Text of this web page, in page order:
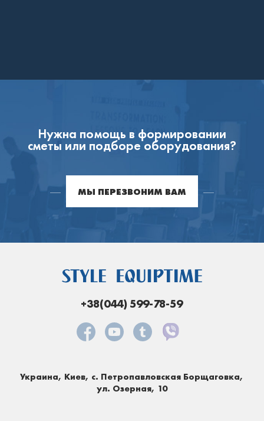
Нужна помощь в формировании
сметы или подборе оборудования?
МЫ ПЕРЕЗВОНИМ ВАМ
+38(044) 599-78-59
Украина, Киев, с. Петропавловская Борщаговка,
ул. Озерная, 10